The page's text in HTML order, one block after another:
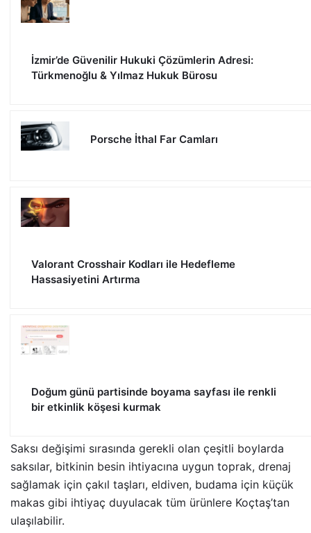
İzmir’de Güvenilir Hukuki Çözümlerin Adresi:
Türkmenoğlu & Yılmaz Hukuk Bürosu
Porsche İthal Far Camları
Valorant Crosshair Kodları ile Hedefleme
Hassasiyetini Artırma
Doğum günü partisinde boyama sayfası ile renkli
bir etkinlik köşesi kurmak
Saksı değişimi sırasında gerekli olan çeşitli boylarda
saksılar, bitkinin besin ihtiyacına uygun toprak, drenaj
sağlamak için çakıl taşları, eldiven, budama için küçük
makas gibi ihtiyaç duyulacak tüm ürünlere Koçtaş’tan
ulaşılabilir.